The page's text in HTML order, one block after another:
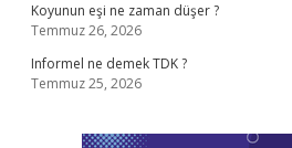
Koyunun eşi ne zaman düşer ?
Temmuz 26, 2026
Informel ne demek TDK ?
Temmuz 25, 2026